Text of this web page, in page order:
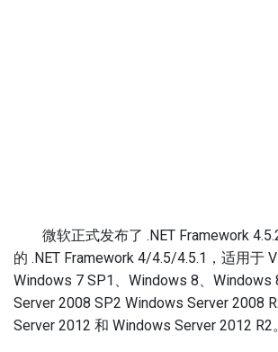
微软正式发布了 .NET Framework
的 .NET Framework 4/4.5/4.5.1，适用于
Windows 7 SP1、Windows 8、Windows
Server 2008 SP2 Windows Server 2008
Server 2012 和 Windows Server 2012 R2。